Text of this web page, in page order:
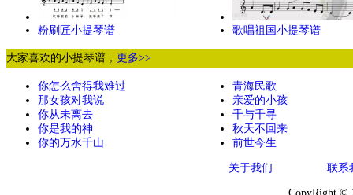
粉刷匠小提琴谱 歌唱祖国小提琴谱
大家喜欢的小提琴谱， 更多>>
你怎么舍得我难过
那女孩对我说
你从未离去
你是我的神
你的万水千山
青海民歌
亲爱的小孩
千与千寻
秋天不回来
前世今生
关于我们 联系